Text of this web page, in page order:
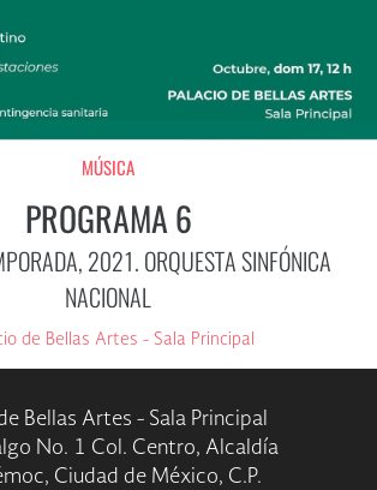
MÚSICA
PROGRAMA 6
2021. ORQUESTA SINFÓNICA
NACIONAL
de Bellas Artes - Sala Principal
Bellas Artes - Sala Principal
No. 1 Col. Centro, Alcaldía
Ciudad de México, C.P.